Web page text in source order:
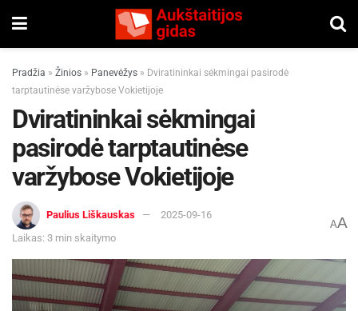
Pradžia » Žinios » Panevėžys » Dviratininkai sėkmingai pasirodė
tarptautinėse varžybose Vokietijoje
Dviratininkai sėkmingai
pasirodė tarptautinėse
varžybose Vokietijoje
Paulius Liškauskas
2025-09-16
Laikas: 3 min skaitymo
AA